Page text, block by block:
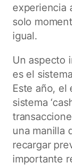
experiencia
solo
igual.
Un aspecto
es el
Este año, el
sistema
una manilla
recargar
importante